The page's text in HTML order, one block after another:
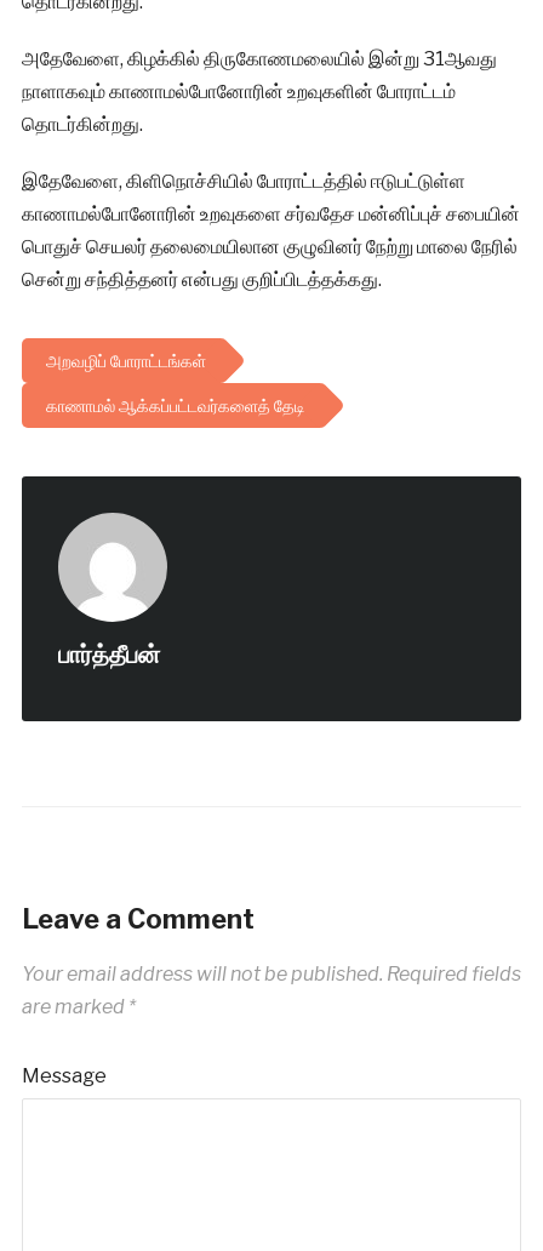
அதேவேளை, கிழக்கில் திருகோணமலையில் இன்று 31ஆவது
நாளாகவும் காணாமல்போனோரின் உறவுகளின் போராட்டம்
தொடர்கின்றது.
இதேவேளை, கிளிநொச்சியில் போராட்டத்தில் ஈடுபட்டுள்ள
காணாமல்போனோரின் உறவுகளை சர்வதேச மன்னிப்புச் சபையின்
பொதுச் செயலர் தலைமையிலான குழுவினர் நேற்று மாலை நேரில்
சென்று சந்தித்தனர் என்பது குறிப்பிடத்தக்கது.
அறவழிப் போராட்டங்கள்
காணாமல் ஆக்கப்பட்டவர்களைத் தேடி
பார்த்தீபன்
Leave a Comment
Your email address will not be published. Required fields
are marked *
Message